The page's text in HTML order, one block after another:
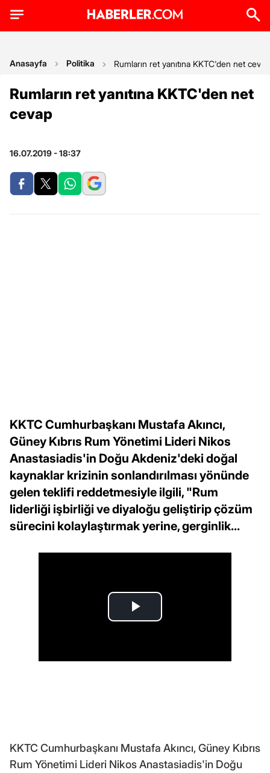
Anasayfa Politika Rumların ret yanıtına KKTC'den net cevap
Rumların ret yanıtına KKTC'den net
cevap
16.07.2019 - 18:37
KKTC Cumhurbaşkanı Mustafa Akıncı,
Güney Kıbrıs Rum Yönetimi Lideri Nikos
Anastasiadis'in Doğu Akdeniz'deki doğal
kaynaklar krizinin sonlandırılması yönünde
gelen teklifi reddetmesiyle ilgili, "Rum
liderliği işbirliği ve diyaloğu geliştirip çözüm
sürecini kolaylaştırmak yerine, gerginlik...
KKTC Cumhurbaşkanı Mustafa Akıncı, Güney Kıbrıs
Rum Yönetimi Lideri Nikos Anastasiadis'in Doğu